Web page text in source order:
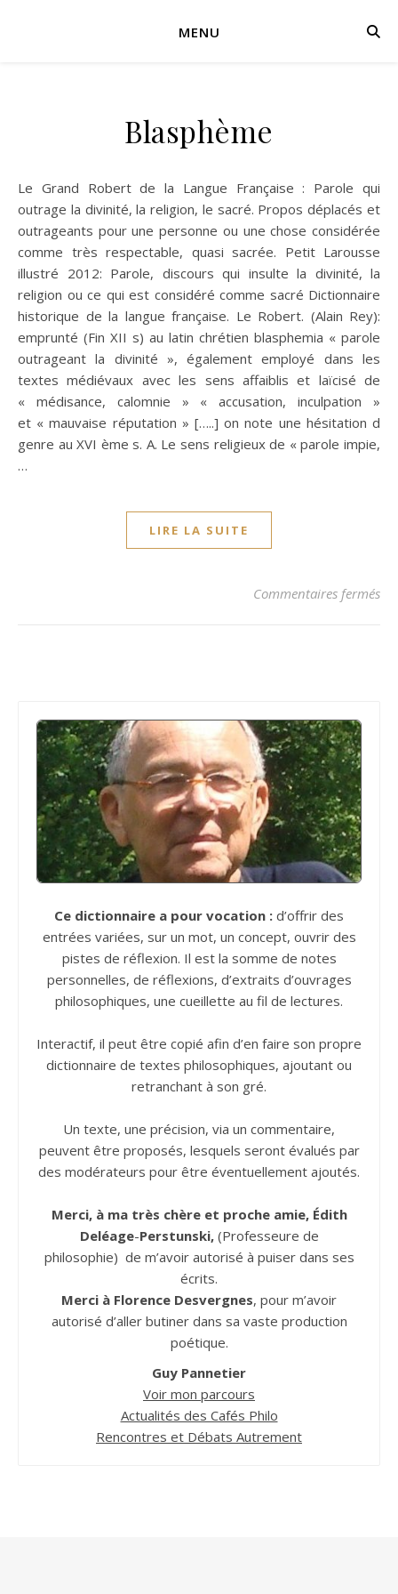
MENU
Blasphème
Le Grand Robert de la Langue Française : Parole qui
outrage la divinité, la religion, le sacré. Propos déplacés et
outrageants pour une personne ou une chose considérée
comme très respectable, quasi sacrée. Petit Larousse
illustré 2012: Parole, discours qui insulte la divinité, la
religion ou ce qui est considéré comme sacré Dictionnaire
historique de la langue française. Le Robert. (Alain Rey):
emprunté (Fin XII s) au latin chrétien blasphemia « parole
outrageant la divinité », également employé dans les
textes médiévaux avec les sens affaiblis et laïcisé de
« médisance, calomnie » « accusation, inculpation »
et « mauvaise réputation » […..] on note une hésitation d
genre au XVI ème s. A. Le sens religieux de « parole impie,
…
LIRE LA SUITE
Commentaires fermés
Ce dictionnaire a pour vocation : d’offrir des
entrées variées, sur un mot, un concept, ouvrir des
pistes de réflexion. Il est la somme de notes
personnelles, de réflexions, d’extraits d’ouvrages
philosophiques, une cueillette au fil de lectures.
Interactif, il peut être copié afin d’en faire son propre
dictionnaire de textes philosophiques, ajoutant ou
retranchant à son gré.
Un texte, une précision, via un commentaire,
peuvent être proposés, lesquels seront évalués par
des modérateurs pour être éventuellement ajoutés.
Merci, à ma très chère et proche amie, Édith
Deléage-Perstunski,(Professeure de
philosophie) de m’avoir autorisé à puiser dans ses
écrits.
Merci à Florence Desvergnes, pour m’avoir
autorisé d’aller butiner dans sa vaste production
poétique.
Guy Pannetier
Voir mon parcours
Actualités des Cafés Philo
Rencontres et Débats Autrement